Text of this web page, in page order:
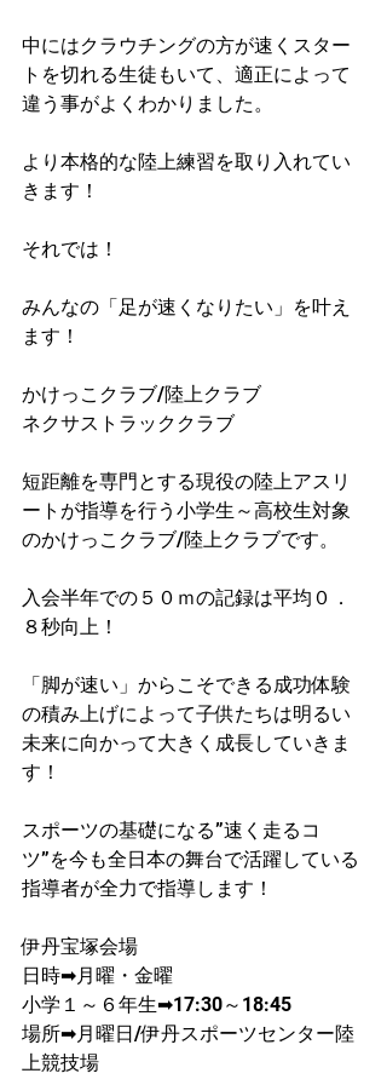
中にはクラウチングの方が速くスター
トを切れる生徒もいて、適正によって
違う事がよくわかりました。
より本格的な陸上練習を取り入れてい
きます！
それでは！
みんなの「足が速くなりたい」を叶え
ます！
かけっこクラブ/陸上クラブ
ネクサストラッククラブ
短距離を専門とする現役の陸上アスリ
ートが指導を行う小学生～高校生対象
のかけっこクラブ/陸上クラブです。
入会半年での５０ｍの記録は平均０．
８秒向上！​
「脚が速い」からこそできる成功体験
の積み上げによって子供たちは明るい
未来に向かって大きく成長していきま
す！
スポーツの基礎になる”速く走るコ
ツ”を今も全日本の舞台で活躍している
指導者が​全力で指導します！
伊丹宝塚会場
日時➡月曜・金曜
​小学１～６年生➡17:30～18:45
場所➡月曜日/伊丹スポーツセンター陸
上競技場